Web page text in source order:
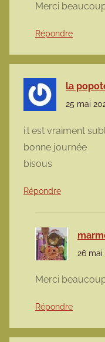
Merci
Répondre
la
25 mai
i:l est vraiment
bonne journée
bisous
Répondre
26 mai
Merci
Répondre